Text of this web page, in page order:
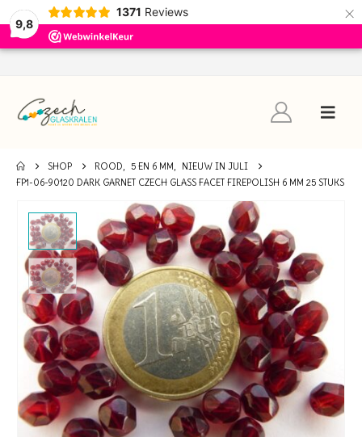
9,8
1371 Reviews ×
SHOP ROOD, 5 EN 6 MM,
NIEUW IN JULI
FP1-06-90120 DARK GARNET CZECH GLASS FACET FIREPOLISH 6 MM 25 STUKS